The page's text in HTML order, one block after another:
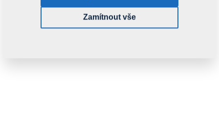
1,1540 kg
Zamítnout vše